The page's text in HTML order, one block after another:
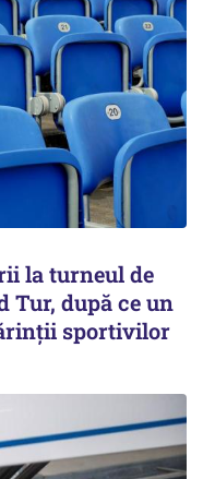
la turneul de
Tur, după ce un
sportivilor